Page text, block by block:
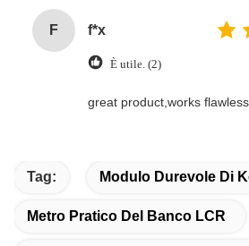
F f*x
È utile. (2)
great product,works
Tag: Modulo Durevole Di
Metro Pratico Del Banco LCR